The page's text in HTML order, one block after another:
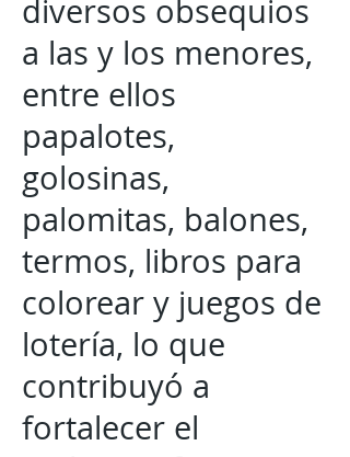
diversos obsequios
a las y los menores,
entre ellos
papalotes,
golosinas,
palomitas, balones,
termos, libros para
colorear y juegos de
lotería, lo que
contribuyó a
fortalecer el